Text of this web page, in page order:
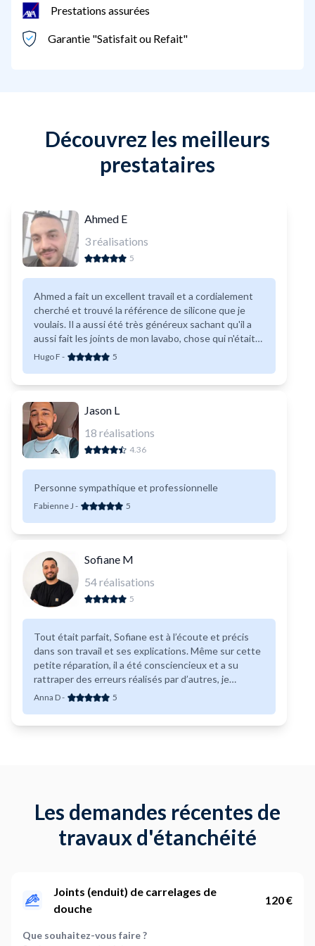
Prestations assurées
Garantie "Satisfait ou Refait"
Découvrez les meilleurs
prestataires
Ahmed E
3réalisations
5
Ahmed a fait un excellent travail et a cordialement
cherché et trouvé la référence de silicone que je
voulais. Il a aussi été très généreux sachant qu'il a
aussi fait les joints de mon lavabo, chose qui n'était
pas demandé de base et pas dans le devis. Super
Hugo F - 5
Jason L
18 réalisations
4.36
Personne sympathique et professionnelle
Fabienne J - 5
Sofiane M
54réalisations
5
Tout était parfait, Sofiane est à l’écoute et précis
dans son travail et ses explications. Même sur cette
petite réparation, il a été consciencieux et a su
rattraper des erreurs réalisés par d’autres, je
recommande chaudement !
Anna D- 5
Les demandes récentes de
travaux d'étanchéité
Joints (enduit) de carrelages de
douche
120 €
Que souhaitez-vous faire ?